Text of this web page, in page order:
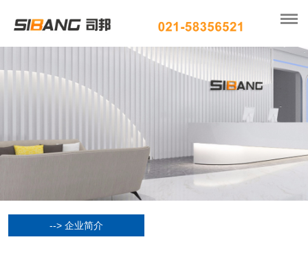
--> 企业简介